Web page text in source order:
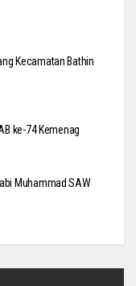
Kecamatan Bathin
ke-74 Kemenag
Muhammad SAW